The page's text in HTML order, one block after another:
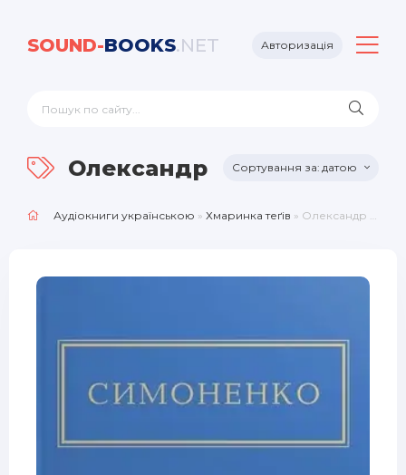
SOUND-BOOKS.NET Авторизація
Олександр Овдієнкодатою
Аудіокниги українською » Хмаринка теґів » Олександр Овдієнко